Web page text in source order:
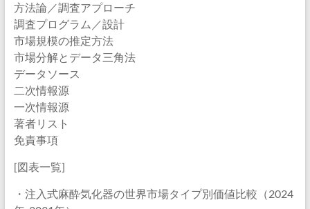
方法論／調査アプローチ
調査プログラム／設計
市場規模の推定方法
市場分解とデータ三角法
データソース
二次情報源
一次情報源
著者リスト
免責事項
[図表一覧]
・注入式麻酔気化器の世界市場タイプ別価値比較（2024